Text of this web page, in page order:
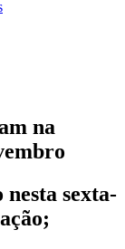
na
sexta-